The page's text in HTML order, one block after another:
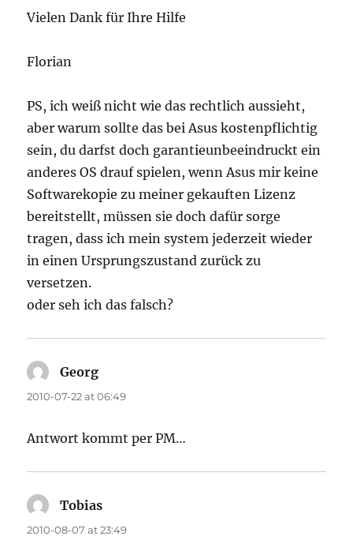
Vielen Dank für Ihre Hilfe
Florian
PS, ich weiß nicht wie das rechtlich aussieht,
aber warum sollte das bei Asus kostenpflichtig
sein, du darfst doch garantieunbeeindruckt ein
anderes OS drauf spielen, wenn Asus mir keine
Softwarekopie zu meiner gekauften Lizenz
bereitstellt, müssen sie doch dafür sorge
tragen, dass ich mein system jederzeit wieder
in einen Ursprungszustand zurück zu
versetzen.
oder seh ich das falsch?
Georg
2010-07-22 at 06:49
Antwort kommt per PM…
Tobias
2010-08-07 at 23:49